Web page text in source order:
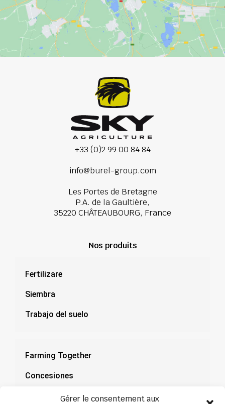
Gérer le consentement aux
+33 (0)2 99 00 84 84
info@burel-group.com
Les Portes de Bretagne
P.A. de la Gaultière,
35220 CHÂTEAUBOURG, France
Nos produits
Fertilizare
Siembra
Trabajo del suelo
Farming Together
Concesiones
Documentación